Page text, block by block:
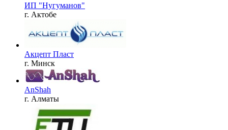
ИП "Нугуманов"
г. Актобе
Акцепт Пласт
г. Минск
AnShah
г. Алматы